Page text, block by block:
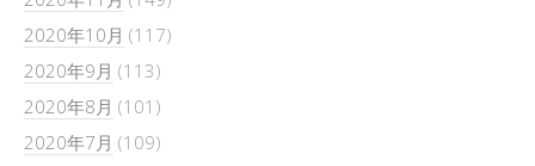
2020年10月 (117)
2020年9月 (113)
2020年8月 (101)
2020年7月 (109)